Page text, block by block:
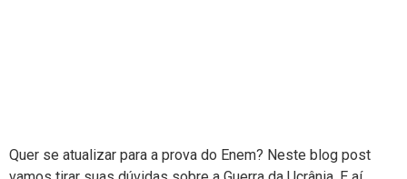
Quer se atualizar para a prova do Enem? Neste blog post